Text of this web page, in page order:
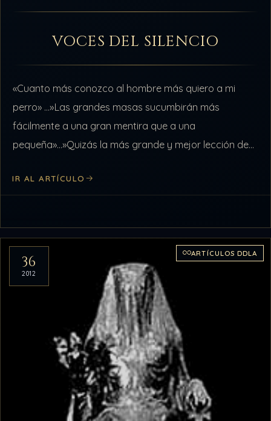
VOCES DEL SILENCIO
«Cuanto más conozco al hombre más quiero a mi
perro» …»Las grandes masas sucumbirán más
fácilmente a una gran mentira que a una
pequeña»…»Quizás la más grande y mejor lección de
IR AL ARTÍCULO
36
2012
ARTÍCULOS DDLA